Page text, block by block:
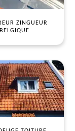
ZINGUEUR
BELGIQUE